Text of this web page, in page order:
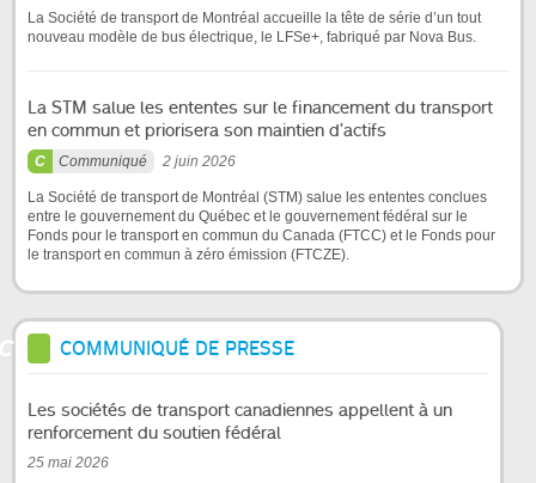
La Société de transport de Montréal accueille la tête de série d’un tout
nouveau modèle de bus électrique, le LFSe+, fabriqué par Nova Bus.
La STM salue les ententes sur le financement du transport
en commun et priorisera son maintien d’actifs
Communiqué 2 juin 2026
La Société de transport de Montréal (STM) salue les ententes conclues
entre le gouvernement du Québec et le gouvernement fédéral sur le
Fonds pour le transport en commun du Canada (FTCC) et le Fonds pour
le transport en commun à zéro émission (FTCZE).
COMMUNIQUÉ DE PRESSE
Les sociétés de transport canadiennes appellent à un
renforcement du soutien fédéral
25 mai 2026